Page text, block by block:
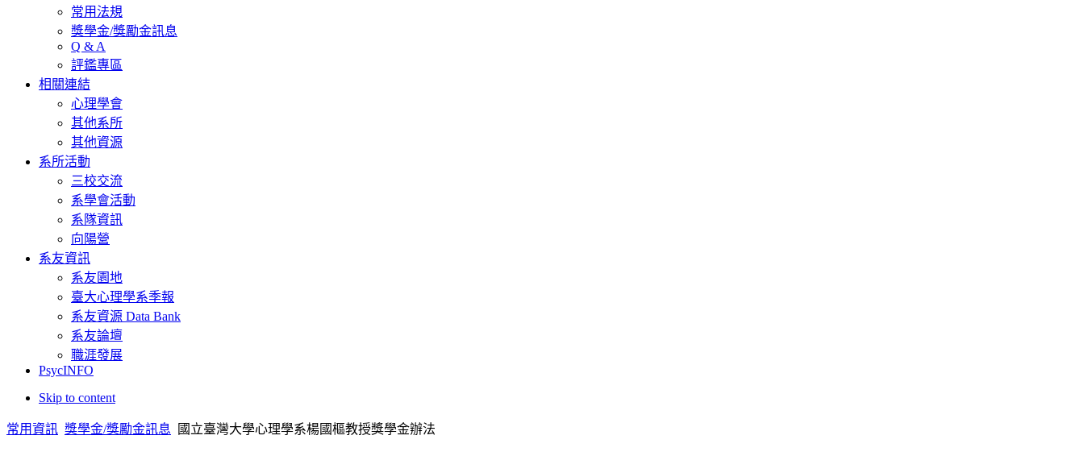
常用法規
獎學金/獎勵金訊息
Q & A
評鑑專區
相關連結
心理學會
其他系所
其他資源
系所活動
三校交流
系學會活動
系隊資訊
向陽營
系友資訊
系友園地
臺大心理學系季報
系友資源 Data Bank
系友論壇
職涯發展
PsycINFO
Skip to content
常用資訊 獎學金/獎勵金訊息 國立臺灣大學心理學系楊國樞教授獎學金辦法